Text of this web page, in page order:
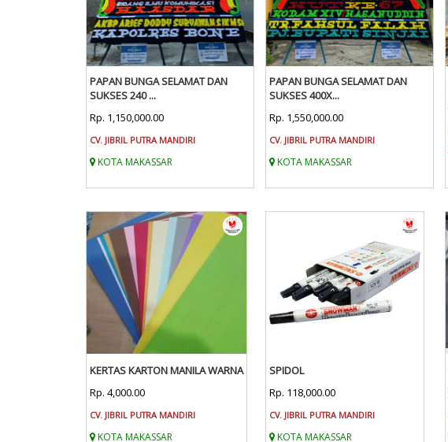
PAPAN BUNGA SELAMAT DAN
SUKSES 240 ...
Rp. 1,150,000.00
CV. JIBRIL PUTRA MANDIRI
KOTA MAKASSAR
PAPAN BUNGA SELAMAT DAN
SUKSES 400X...
Rp. 1,550,000.00
CV. JIBRIL PUTRA MANDIRI
KOTA MAKASSAR
KERTAS KARTON MANILA WARNA
Rp. 4,000.00
CV. JIBRIL PUTRA MANDIRI
KOTA MAKASSAR
SPIDOL
Rp. 118,000.00
CV. JIBRIL PUTRA MANDIRI
KOTA MAKASSAR